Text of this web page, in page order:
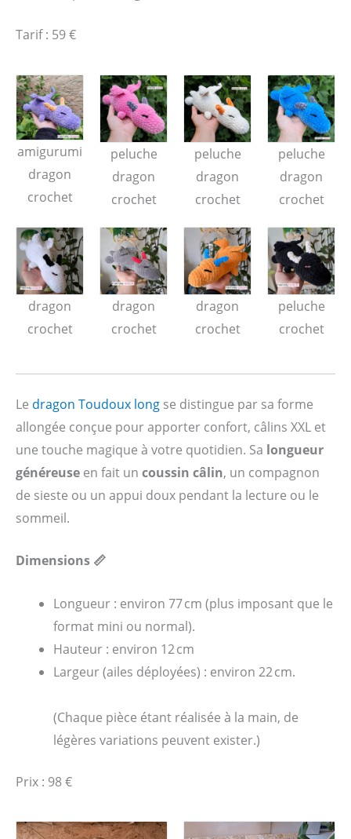
Tarif : 59 €
amigurumi
dragon
crochet
peluche
dragon
crochet
peluche
dragon
crochet
peluche
dragon
crochet
dragon
crochet
dragon
crochet
dragon
crochet
peluche
crochet
Le dragon Toudoux long se distingue par sa forme
allongée conçue pour apporter confort, câlins XXL et
une touche magique à votre quotidien. Sa longueur
généreuse en fait un coussin câlin, un compagnon
de sieste ou un appui doux pendant la lecture ou le
sommeil.
Dimensions 📏
Longueur : environ 77 cm (plus imposant que le
format mini ou normal).
Hauteur : environ 12 cm
Largeur (ailes déployées) : environ 22 cm.
(Chaque pièce étant réalisée à la main, de
légères variations peuvent exister.)
Prix : 98 €